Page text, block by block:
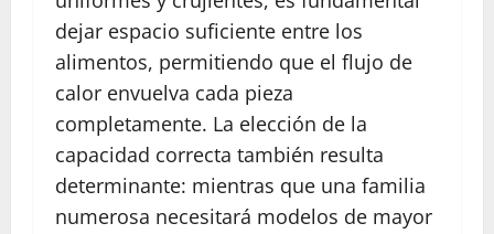
dejar espacio suficiente entre los
alimentos, permitiendo que el flujo de
calor envuelva cada pieza
completamente. La elección de la
capacidad correcta también resulta
determinante: mientras que una familia
numerosa necesitará modelos de mayor